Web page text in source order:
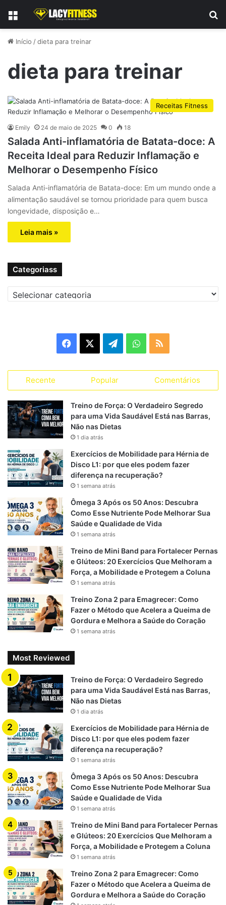
Menu
Início /dieta para treinar
dieta para treinar
Receitas Fitness
Emily 24 de maio de 2025 0 18
Salada Anti-inflamatória de Batata-doce: A
Receita Ideal para Reduzir Inflamação e
Melhorar o Desempenho Físico
Salada Anti-inflamatória de Batata-doce: Em um mundo onde a
alimentação saudável se tornou prioridade para quem busca
longevidade, disposição e…
Leia mais »
Categoriass
a
e
b
o
k
e
g
a
W
t
p
S
Recente Popular Comentários
Treino de Força: O Verdadeiro Segredo
para uma Vida Saudável Está nas Barras,
Não nas Dietas
1 dia atrás
Exercícios de Mobilidade para Hérnia de
Disco L1: por que eles podem fazer
diferença na recuperação?
1 semana atrás
Ômega 3 Após os 50 Anos: Descubra
Como Esse Nutriente Pode Melhorar Sua
Saúde e Qualidade de Vida
1 semana atrás
Treino de Mini Band para Fortalecer Pernas
e Glúteos: 20 Exercícios Que Melhoram a
Força, a Mobilidade e Protegem a Coluna
1 semana atrás
Treino Zona 2 para Emagrecer: Como
Fazer o Método que Acelera a Queima de
Gordura e Melhora a Saúde do Coração
1 semana atrás
Most Reviewed
Treino de Força: O Verdadeiro Segredo
para uma Vida Saudável Está nas Barras,
Não nas Dietas
1 dia atrás
Exercícios de Mobilidade para Hérnia de
Disco L1: por que eles podem fazer
diferença na recuperação?
1 semana atrás
Ômega 3 Após os 50 Anos: Descubra
Como Esse Nutriente Pode Melhorar Sua
Saúde e Qualidade de Vida
1 semana atrás
Treino de Mini Band para Fortalecer Pernas
e Glúteos: 20 Exercícios Que Melhoram a
Força, a Mobilidade e Protegem a Coluna
1 semana atrás
Treino Zona 2 para Emagrecer: Como
Fazer o Método que Acelera a Queima de
Gordura e Melhora a Saúde do Coração